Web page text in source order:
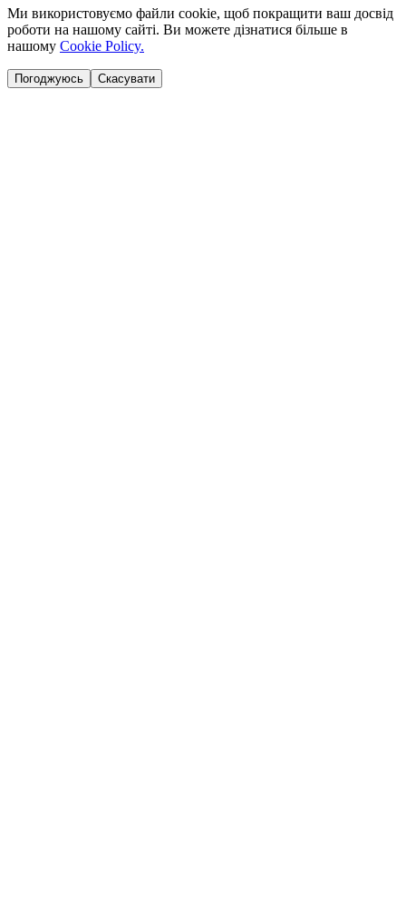
Ми використовуємо файли cookie, щоб покращити ваш досвід
роботи на нашому сайті. Ви можете дізнатися більше в
нашому Cookie Policy.
Погоджуюсь Скасувати